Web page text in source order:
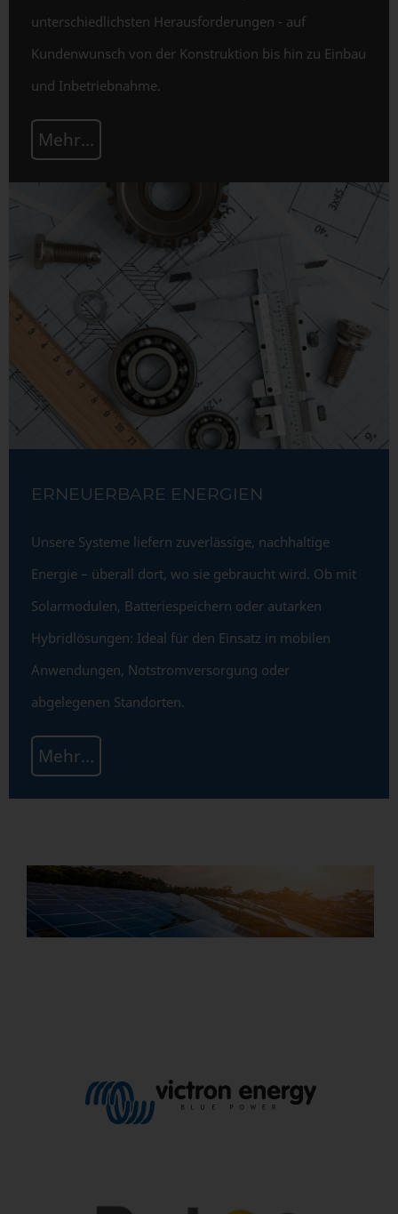
unterschiedlichsten Herausforderungen - auf
Kundenwunsch von der Konstruktion bis hin zu Einbau
und Inbetriebnahme.
Mehr...
ERNEUERBARE ENERGIEN
Unsere Systeme liefern zuverlässige, nachhaltige
Energie – überall dort, wo sie gebraucht wird. Ob mit
Solarmodulen, Batteriespeichern oder autarken
Hybridlösungen: Ideal für den Einsatz in mobilen
Anwendungen, Notstromversorgung oder
abgelegenen Standorten.
Mehr...